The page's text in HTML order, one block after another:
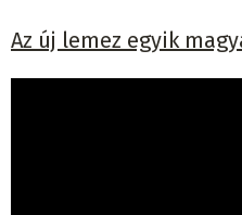
Az új lemez egyik